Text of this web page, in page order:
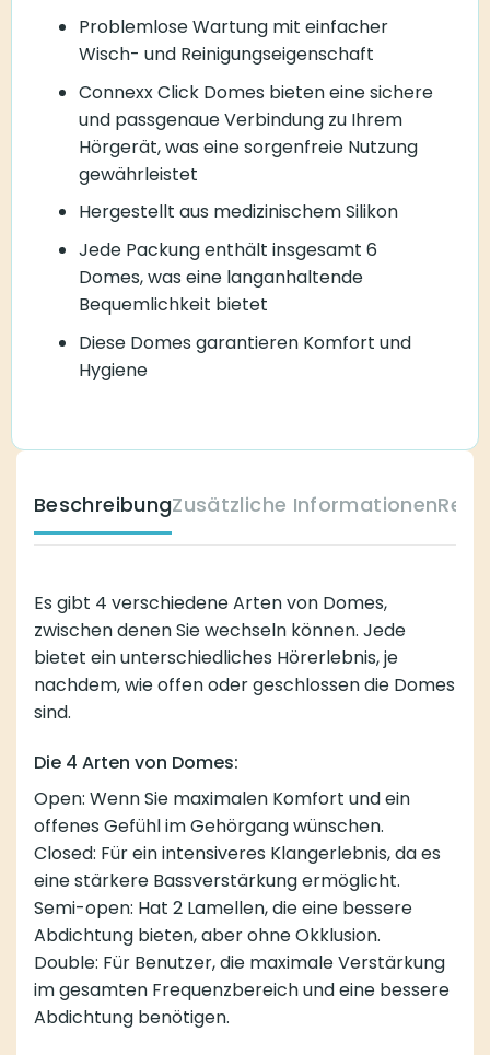
Problemlose Wartung mit einfacher
Wisch- und Reinigungseigenschaft
Connexx Click Domes bieten eine sichere
und passgenaue Verbindung zu Ihrem
Hörgerät, was eine sorgenfreie Nutzung
gewährleistet
Hergestellt aus medizinischem Silikon
Jede Packung enthält insgesamt 6
Domes, was eine langanhaltende
Bequemlichkeit bietet
Diese Domes garantieren Komfort und
Hygiene
BeschreibungZusätzliche Informationen
Es gibt 4 verschiedene Arten von Domes,
zwischen denen Sie wechseln können. Jede
bietet ein unterschiedliches Hörerlebnis, je
nachdem, wie offen oder geschlossen die Domes
sind.
Die 4 Arten von Domes:
Open: Wenn Sie maximalen Komfort und ein
offenes Gefühl im Gehörgang wünschen.
Closed: Für ein intensiveres Klangerlebnis, da es
eine stärkere Bassverstärkung ermöglicht.
Semi-open: Hat 2 Lamellen, die eine bessere
Abdichtung bieten, aber ohne Okklusion.
Double: Für Benutzer, die maximale Verstärkung
im gesamten Frequenzbereich und eine bessere
Abdichtung benötigen.